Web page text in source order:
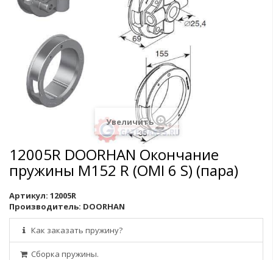
Увеличить
12005R DOORHAN Окончание
пружины М152 R (OMI 6 S) (пара)
Артикул: 12005R
Производитель: DOORHAN
Как заказать пружину?
Сборка пружины.